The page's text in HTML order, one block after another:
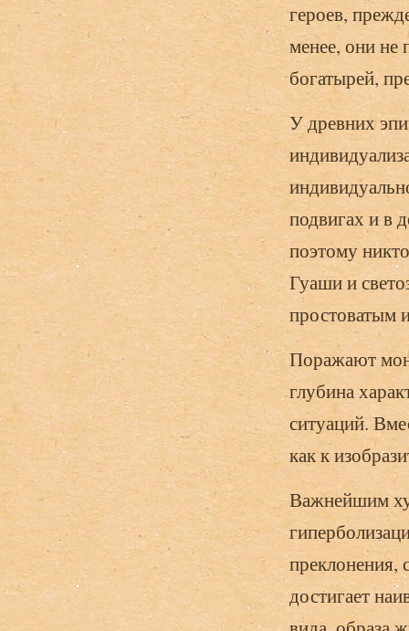
героев,
менее, они не
богатырей,
У древних
подвигах и в
поэтому
Гуаши и
простоватым
Поражают
глубина
ситуаций.
как к
Важнейшим
преклонения,
достигает